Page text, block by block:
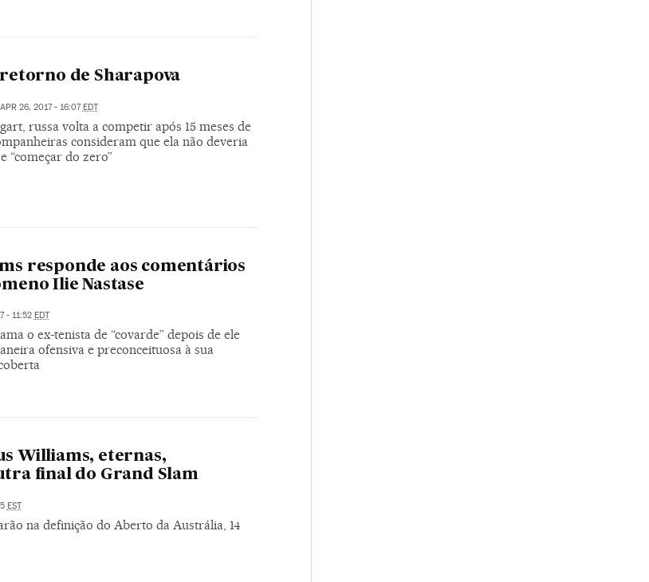
de Sharapova
APR 26, 2017 - 16:07 EDT
russa volta a competir após 15 meses de
consideram que ela não deveria
“começar do zero”
responde aos comentários
Ilie Nastase
- 11:52 EDT
o ex-tenista de “covarde” depois de ele
ofensiva e preconceituosa à sua
Williams, eternas,
final do Grand Slam
EST
na definição do Aberto da Austrália, 14